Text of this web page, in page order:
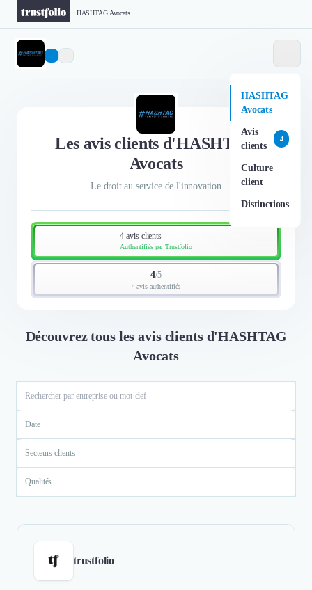
HASHTAG Avocats
HASHTAG
Avocats
Avis
clients
4
Culture
client
Distinctions
Les avis clients d'HASHTAG
Avocats
Le droit au service de l'innovation
4 avis clients
Authentifiés par Trustfolio
4/5
4 avis authentifiés
Découvrez tous les avis clients d'HASHTAG
Avocats
Date
Secteurs clients
Qualités
trustfolio